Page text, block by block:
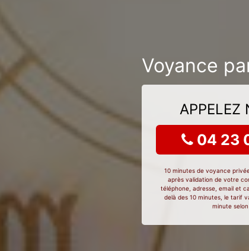
Voyance
APPELEZ
04 23
10 minutes de voyance
après validation de votre
téléphone, adresse, email et
delà des 10 minutes, le tarif
minute